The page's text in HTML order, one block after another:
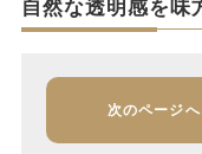
自然な透明感を味
次のページへ